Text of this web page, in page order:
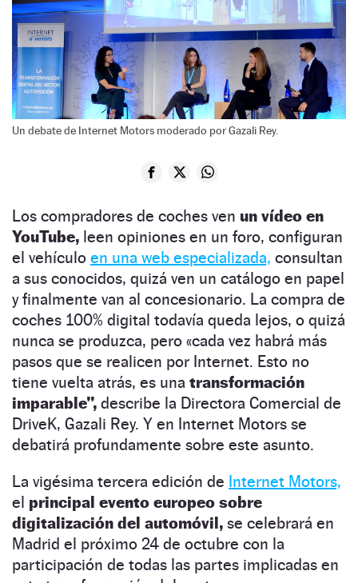
Un debate de Internet Motors moderado por Gazali Rey.
Los compradores de coches ven un vídeo en
YouTube, leen opiniones en un foro, configuran
el vehículo en una web especializada, consultan
a sus conocidos, quizá ven un catálogo en papel
y finalmente van al concesionario. La compra de
coches 100% digital todavía queda lejos, o quizá
nunca se produzca, pero «cada vez habrá más
pasos que se realicen por Internet. Esto no
tiene vuelta atrás, es una transformación
imparable”, describe la Directora Comercial de
DriveK, Gazali Rey. Y en Internet Motors se
debatirá profundamente sobre este asunto.
La vigésima tercera edición de Internet Motors,
el principal evento europeo sobre
digitalización del automóvil, se celebrará en
Madrid el próximo 24 de octubre con la
participación de todas las partes implicadas en